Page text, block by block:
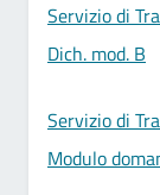
Servizio di
Dich. mod. B
Servizio di
Modulo